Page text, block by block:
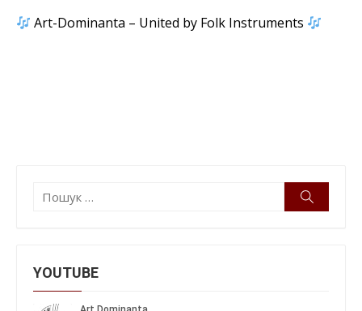
Art-Dominanta – United by Folk Instruments
Пошук:
YOUTUBE